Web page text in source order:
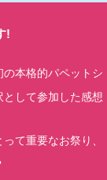
!
本格的パペットシ
して参加した感想
て重要なお祭り、